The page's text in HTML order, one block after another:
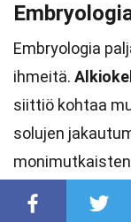
Embryologia
ihmeitä.
siittiö kohtaa
solujen
Gastrulaatio
kolme